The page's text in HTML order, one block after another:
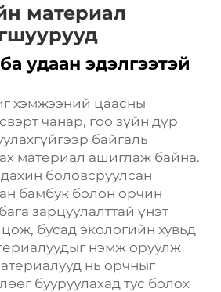
материал
удаан эдэлгээтэй
хэмжээний цаасны
чанар, гоо зүйн дүр
байгаль
материал ашиглаж байна.
боловсруулсан
бамбук болон орчин
зарцуулалттай үнэт
бусад экологийн хувьд
нэмж оруулж
нь орчныг
бууруулахад тус болох